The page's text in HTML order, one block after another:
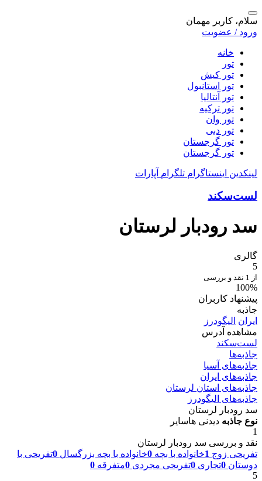
سلام، کاربر مهمان
ورود / عضویت
خانه
تور
تور کیش
تور استانبول
تور آنتالیا
تور ترکیه
تور وان
تور دبی
تور گرجستان
تور گرجستان
لینکدین اینستاگرام تلگرام آپارات
لست‌سکند
سد رودبار لرستان
گالری
5
از 1 نقد و بررسی
100%
پیشنهاد کاربران
جاذبه
ایران الیگودرز
مشاهده آدرس
لست‌سکند
جاذبه‌ها
جاذبه‌های آسیا
جاذبه‌های ایران
جاذبه‌های استان لرستان
جاذبه‌های الیگودرز
سد رودبار لرستان
نوع جاذبه دیدنی هاسایر
1
نقد و بررسی سد رودبار لرستان
تفریحی زوج 1خانواده با بچه 0خانواده با بچه بزرگسال 0تفریحی با
دوستان 0تجاری 0تفریحی مجردی 0متفرقه 0
5